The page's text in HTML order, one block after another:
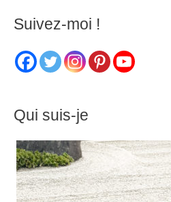
h
h
e
Suivez-moi !
Qui suis-je